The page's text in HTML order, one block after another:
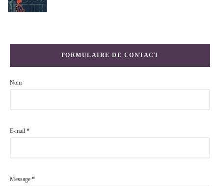
FORMULAIRE DE CONTACT
Nom
E-mail *
Message *